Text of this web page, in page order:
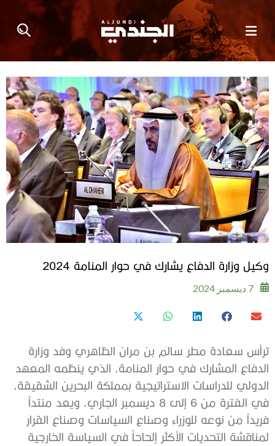
وكيل وزارة الدفاع يشارك في حوار المنامة 2024
7 ديسمبر 2024
ترأس سعادة مطر سالم بن مران الظاهري وفد وزارة
الدفاع المشارك في حوار المنامة، الذي ينظمه المعهد
الدولي للدراسات الاستراتيجية بمملكة البحرين الشقيقة،
في الفترة من 6 إلى 8 ديسمبر الجاري، ويعد منتداً
فريداً من نوعه للوزراء وصناع السياسات وصناع القرار
لمناقشة التحديات الأكثر إلحاحاً في السياسة الخارجية